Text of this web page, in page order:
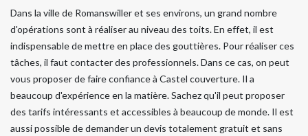
Dans la ville de Romanswiller et ses environs, un grand nombre
d'opérations sont à réaliser au niveau des toits. En effet, il est
indispensable de mettre en place des gouttières. Pour réaliser ces
tâches, il faut contacter des professionnels. Dans ce cas, on peut
vous proposer de faire confiance à Castel couverture. Il a
beaucoup d'expérience en la matière. Sachez qu'il peut proposer
des tarifs intéressants et accessibles à beaucoup de monde. Il est
aussi possible de demander un devis totalement gratuit et sans